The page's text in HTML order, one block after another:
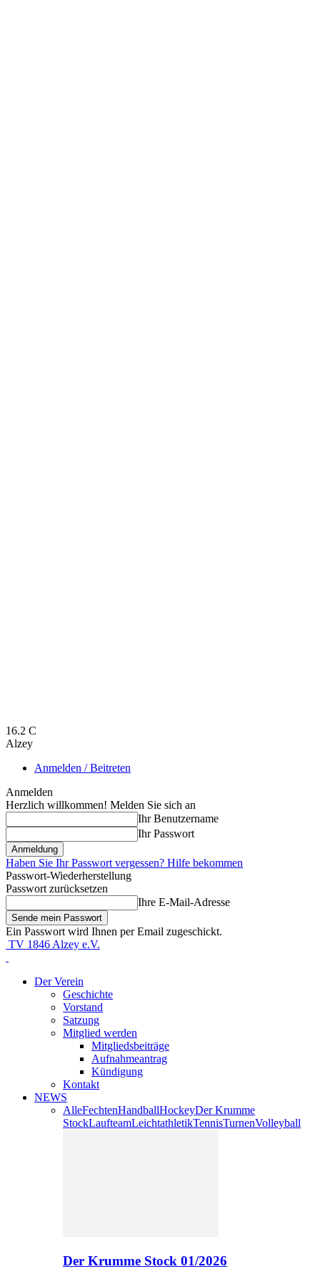
16.2 C
Alzey
Anmelden / Beitreten
Anmelden
Herzlich willkommen! Melden Sie sich an
Ihr Benutzername
Ihr Passwort
Haben Sie Ihr Passwort vergessen? Hilfe bekommen
Passwort-Wiederherstellung
Passwort zurücksetzen
Ihre E-Mail-Adresse
Ein Passwort wird Ihnen per Email zugeschickt.
TV 1846 Alzey e.V.
Der Verein
Geschichte
Vorstand
Satzung
Mitglied werden
Mitgliedsbeiträge
Aufnahmeantrag
Kündigung
Kontakt
NEWS
AlleFechtenHandballHockeyDer Krumme
StockLaufteamLeichtathletikTennisTurnenVolleyball
Der Krumme Stock 01/2026